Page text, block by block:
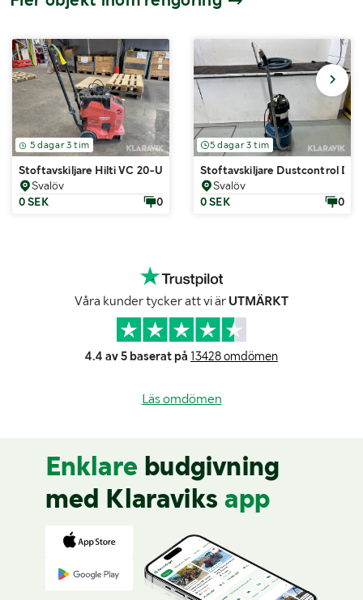
5 dagar 3 tim
Stoftavskiljare Hilti VC 20-UM-Y
Svalöv
0 SEK
0
5 dagar 3 tim
Stoftavskiljare Dustcontrol DC
Svalöv
0 SEK
0
Våra kunder tycker att vi är UTMÄRKT
4.4 av 5 baserat på 13428 omdömen
Läs omdömen
Enklare budgivning
med Klaraviks app